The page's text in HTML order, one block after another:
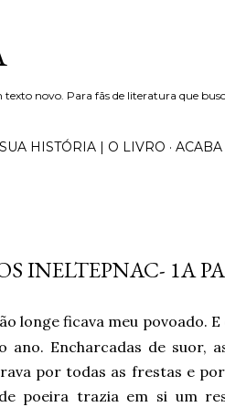
texto novo. Para fãs de literatura que
HISTÓRIA | O LIVRO
INELTEPNAC- 1A
longe ficava meu povoado.
ano. Encharcadas de suor,
por todas as frestas e
poeira trazia em si um